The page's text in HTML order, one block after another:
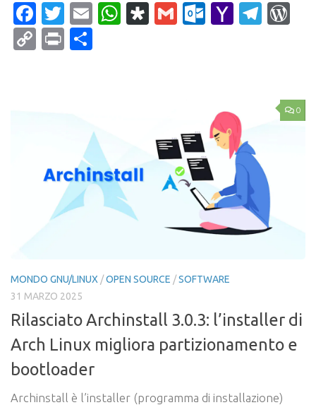
Facebook
Twitter
EmailWhatsApp
Diaspora
Gmail Yahoo
CopyPrint
0
MONDO GNU/LINUX /OPEN SOURCE /SOFTWARE
31 MARZO 2025
Rilasciato Archinstall 3.0.3: l’installer di
Arch Linux migliora partizionamento e
bootloader
Archinstall è l’installer (programma di installazione)